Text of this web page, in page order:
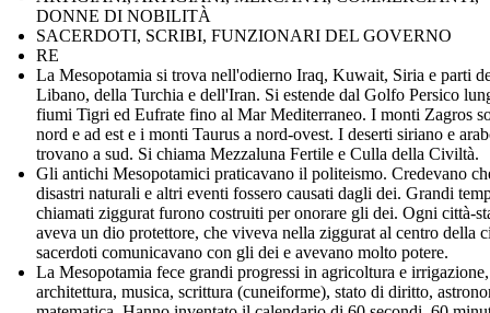
DONNE DI NOBILITÀ
SACERDOTI, SCRIBI, FUNZIONARI DEL GOVERNO
RE
La Mesopotamia si trova nell'odierno Iraq, Kuwait, Siria e parti
Libano, della Turchia e dell'Iran. Si estende dal Golfo Persico
fiumi Tigri ed Eufrate fino al Mar Mediterraneo. I monti Zagros
nord e ad est e i monti Taurus a nord-ovest. I deserti siriano e
trovano a sud. Si chiama Mezzaluna Fertile e Culla della Civiltà.
Gli antichi Mesopotamici praticavano il politeismo. Credevano
disastri naturali e altri eventi fossero causati dagli dei. Grandi
chiamati ziggurat furono costruiti per onorare gli dei. Ogni città-
aveva un dio protettore, che viveva nella ziggurat al centro della
sacerdoti comunicavano con gli dei e avevano molto potere.
La Mesopotamia fece grandi progressi in agricoltura e
architettura, musica, scrittura (cuneiforme), stato di diritto,